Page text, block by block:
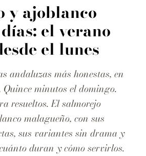
y ajoblanco
el verano
el lunes
andaluzas más honestas, en
Quince minutos el domingo.
resueltos. El salmorejo
malagueño, con sus
sus variantes sin drama y
duran y cómo servirlos.